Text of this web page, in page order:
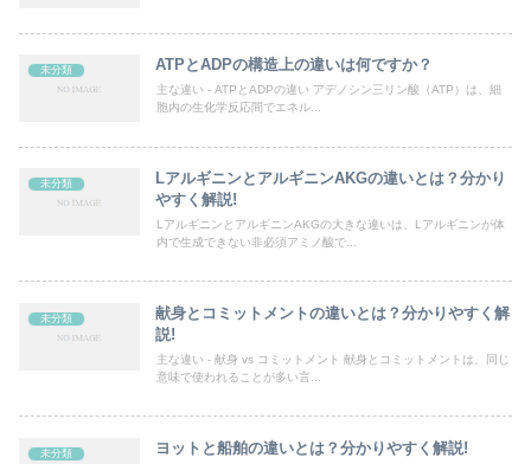
未分類 ATPとADPの構造上の違いは何ですか？
主な違い - ATPとADPの違い アデノシン三リン酸（ATP）は、細
胞内の生化学反応間でエネル...
未分類
LアルギニンとアルギニンAKGの違いとは？分かり
やすく解説!
LアルギニンとアルギニンAKGの大きな違いは、Lアルギニンが体
内で生成できない非必須アミノ酸で...
未分類
献身とコミットメントの違いとは？分かりやすく解
説!
主な違い - 献身 vs コミットメント 献身とコミットメントは、同じ
意味で使われることが多い言...
未分類 ヨットと船舶の違いとは？分かりやすく解説!